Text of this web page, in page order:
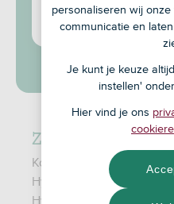
ASN Bank:
Zo werkt het
Koop je een huis en sluit
Hypotheek af? Of heb je
Hypotheek en wil je je
personaliseren wij
communicatie en
Je kunt je keuze
instellen'
Hier vind je ons